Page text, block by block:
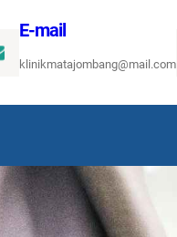
E-mail
klinikmatajombang@mail.com